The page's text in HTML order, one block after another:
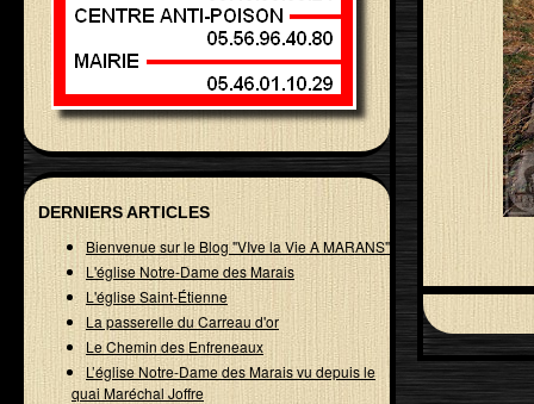
DERNIERS ARTICLES
Bienvenue sur le Blog "VIve la Vie A MARANS"
L'église Notre-Dame des Marais
L'église Saint-Étienne
La passerelle du Carreau d'or
Le Chemin des Enfreneaux
L’église Notre-Dame des Marais vu depuis le
quai Maréchal Joffre